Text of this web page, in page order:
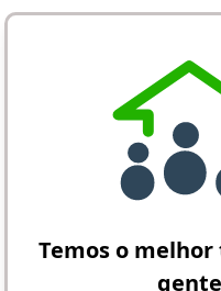
Temos o
gente